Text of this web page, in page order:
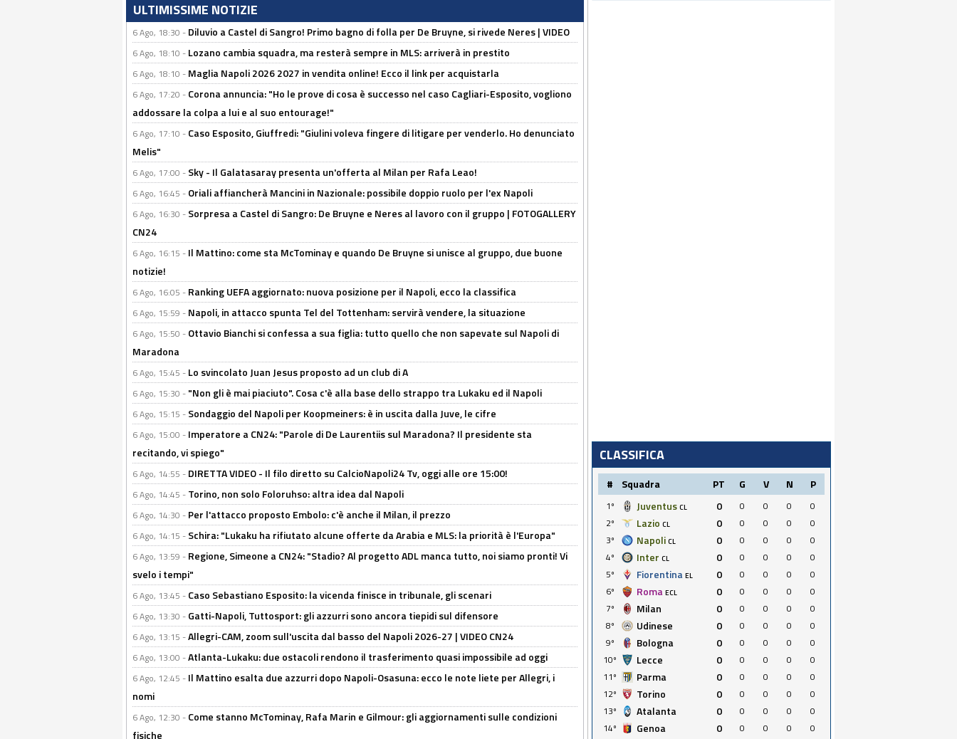
ULTIMISSIME NOTIZIE
6 Ago, 18:30 - Diluvio a Castel di Sangro! Primo bagno di folla per De Bruyne, si rivede Neres | VIDEO
6 Ago, 18:10 - Lozano cambia squadra, ma resterà sempre in MLS: arriverà in prestito
6 Ago, 18:10 - Maglia Napoli 2026 2027 in vendita online! Ecco il link per acquistarla
6 Ago, 17:20 - Corona annuncia: "Ho le prove di cosa è successo nel caso Cagliari-Esposito, vogliono
addossare la colpa a lui e al suo entourage!"
6 Ago, 17:10 - Caso Esposito, Giuffredi: "Giulini voleva fingere di litigare per venderlo. Ho denunciato
Melis"
6 Ago, 17:00 - Sky - Il Galatasaray presenta un'offerta al Milan per Rafa Leao!
6 Ago, 16:45 - Oriali affiancherà Mancini in Nazionale: possibile doppio ruolo per l'ex Napoli
6 Ago, 16:30 - Sorpresa a Castel di Sangro: De Bruyne e Neres al lavoro con il gruppo | FOTOGALLERY
CN24
6 Ago, 16:15 - Il Mattino: come sta McTominay e quando De Bruyne si unisce al gruppo, due buone
notizie!
6 Ago, 16:05 - Ranking UEFA aggiornato: nuova posizione per il Napoli, ecco la classifica
6 Ago, 15:59 - Napoli, in attacco spunta Tel del Tottenham: servirà vendere, la situazione
6 Ago, 15:50 - Ottavio Bianchi si confessa a sua figlia: tutto quello che non sapevate sul Napoli di
Maradona
6 Ago, 15:45 - Lo svincolato Juan Jesus proposto ad un club di A
6 Ago, 15:30 - "Non gli è mai piaciuto". Cosa c'è alla base dello strappo tra Lukaku ed il Napoli
6 Ago, 15:15 - Sondaggio del Napoli per Koopmeiners: è in uscita dalla Juve, le cifre
6 Ago, 15:00 - Imperatore a CN24: "Parole di De Laurentiis sul Maradona? Il presidente sta
recitando, vi spiego"
6 Ago, 14:55 - DIRETTA VIDEO - Il filo diretto su CalcioNapoli24 Tv, oggi alle ore 15:00!
6 Ago, 14:45 - Torino, non solo Foloruhso: altra idea dal Napoli
6 Ago, 14:30 - Per l'attacco proposto Embolo: c'è anche il Milan, il prezzo
6 Ago, 14:15 - Schira: "Lukaku ha rifiutato alcune offerte da Arabia e MLS: la priorità è l'Europa"
6 Ago, 13:59 - Regione, Simeone a CN24: "Stadio? Al progetto ADL manca tutto, noi siamo pronti! Vi
svelo i tempi"
6 Ago, 13:45 - Caso Sebastiano Esposito: la vicenda finisce in tribunale, gli scenari
6 Ago, 13:30 - Gatti-Napoli, Tuttosport: gli azzurri sono ancora tiepidi sul difensore
6 Ago, 13:15 -Allegri-CAM, zoom sull'uscita dal basso del Napoli 2026-27 | VIDEO CN24
6 Ago, 13:00 -Atlanta-Lukaku: due ostacoli rendono il trasferimento quasi impossibile ad oggi
6 Ago, 12:45 - Il Mattino esalta due azzurri dopo Napoli-Osasuna: ecco le note liete per Allegri, i
nomi
6 Ago, 12:30 - Come stanno McTominay, Rafa Marin e Gilmour: gli aggiornamenti sulle condizioni
fisiche
CLASSIFICA
# Squadra PT G V N P
1º Juventus CL 0 0 0 0
0
2º
Lazio CL 0 0 0 0
0
3º
Napoli CL 0 0 0 0
0
4º
Inter CL 0 0 0 0
0
5º
Fiorentina EL 0 0 0 0
0
6º
Roma ECL 0 0 0 0
0
7º
Milan 0 0 0 0
0
8º
Udinese 0 0 0 0
0
9º
Bologna 0 0 0 0
0
10º
Lecce 0 0 0 0
0
11º
Parma 0 0 0 0
0
12º
Torino 0 0 0 0
0
13º
Atalanta 0 0 0 0
0
14º
Genoa 0 0 0 0
0